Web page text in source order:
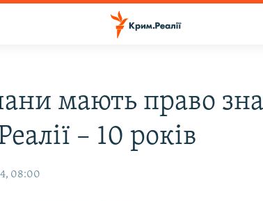
мають право
– 10 років
08:00